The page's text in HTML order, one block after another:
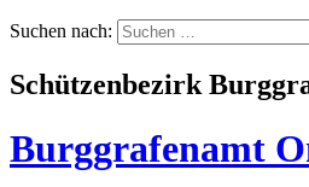
Suchen nach:
Schützenbezirk
Burggrafenamt